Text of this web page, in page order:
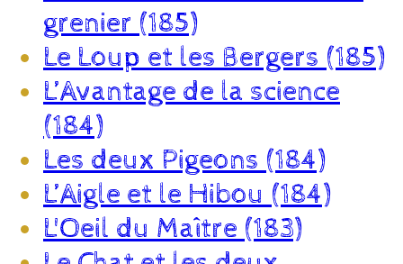
grenier (185)
Le Loup et les Bergers (185)
L’Avantage de la science
(184)
Les deux Pigeons (184)
L’Aigle et le Hibou (184)
L'Oeil du Maître (183)